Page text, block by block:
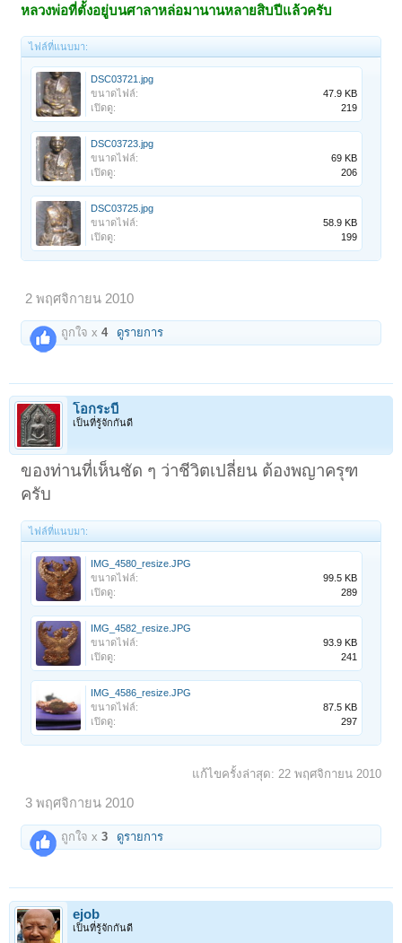
หลวงพ่อที่ตั้งอยู่บนศาลาหล่อมานานหลายสิบปีแล้วครับ
ไฟล์ที่แนบมา:
DSC03721.jpg
ขนาดไฟล์:
47.9 KB
เปิดดู:
219
DSC03723.jpg
ขนาดไฟล์:
69 KB
เปิดดู:
206
DSC03725.jpg
ขนาดไฟล์:
58.9 KB
เปิดดู:
199
2 พฤศจิกายน 2010
ถูกใจ x4 ดูรายการ
โอกระบี่
เป็นที่รู้จักกันดี
ของท่านที่เห็นชัด ๆ ว่าชีวิตเปลี่ยน ต้องพญาครุฑ
ครับ
ไฟล์ที่แนบมา:
IMG_4580_resize.JPG
ขนาดไฟล์:
99.5 KB
เปิดดู:
289
IMG_4582_resize.JPG
ขนาดไฟล์:
93.9 KB
เปิดดู:
241
IMG_4586_resize.JPG
ขนาดไฟล์:
87.5 KB
เปิดดู:
297
แก้ไขครั้งล่าสุด: 22 พฤศจิกายน 2010
3 พฤศจิกายน 2010
ถูกใจ x3 ดูรายการ
ejob
เป็นที่รู้จักกันดี